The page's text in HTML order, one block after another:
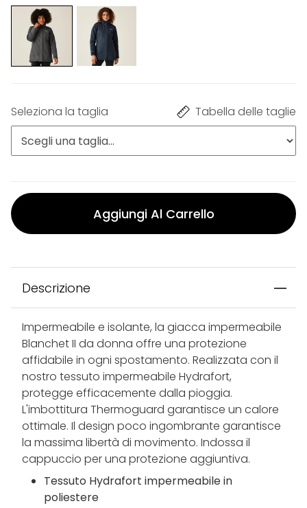
Seleziona la taglia Tabella delle taglie
Aggiungi Al Carrello
Descrizione
Impermeabile e isolante, la giacca impermeabile
Blanchet II da donna offre una protezione
affidabile in ogni spostamento. Realizzata con il
nostro tessuto impermeabile Hydrafort,
protegge efficacemente dalla pioggia.
L'imbottitura Thermoguard garantisce un calore
ottimale. Il design poco ingombrante garantisce
la massima libertà di movimento. Indossa il
cappuccio per una protezione aggiuntiva.
Tessuto Hydrafort impermeabile in
poliestere